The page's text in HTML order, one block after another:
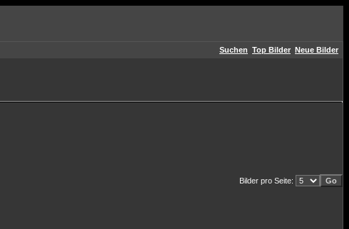
Suchen Top Bilder Neue Bilder
Bilder pro Seite: